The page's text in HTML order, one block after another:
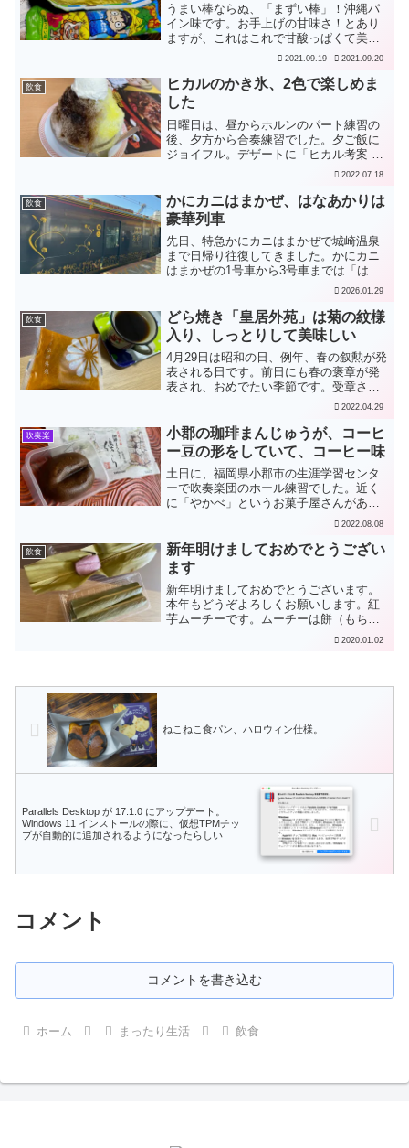
うまい棒ならぬ、「まずい棒」！沖縄パ
イン味です。お手上げの甘味さ！とあり
ますが、これはこれで甘酸っぱくて美味
しい。マズいのは銚子電鉄の経営状況で
☺️
2021.09.19 2021.09.20
飲食
ヒカルのかき氷、2色で楽しめま
した
日曜日は、昼からホルンのパート練習の
後、夕方から合奏練習でした。夕ご飯に
ジョイフル。デザートに「ヒカル考案 冗
談抜きで旨いかき氷」をいただきまし
その上に、アイスクリームがでーん。大
きさは「かき氷（小）」...
2022.07.18
飲食
かにカニはまかぜ、はなあかりは
豪華列車
先日、特急かにカニはまかぜで城崎温泉
まで日帰り往復してきました。かにカニ
はまかぜの1号車から3号車までは「はな
あかり」という豪華列車仕様になってい
約できませんでしたが、行きは3号車（グ
リーン車）、帰りは...
2026.01.29
飲食
どら焼き「皇居外苑」は菊の紋様
入り、しっとりして美味しい
4月29日は昭和の日、例年、春の叙勲が発
表される日です。前日にも春の褒章が発
表され、おめでたい季節です。受章され
た皆様おめでとうございます。先日、東
き「皇居外苑」がバラで売っていました
ので、買って帰りまし...
2022.04.29
吹奏楽
小郡の珈琲まんじゅうが、コーヒ
ー豆の形をしていて、コーヒー味
土日に、福岡県小郡市の生涯学習センタ
ーで吹奏楽団のホール練習でした。近く
に「やかべ」というお菓子屋さんがあ
り、珈琲まんじゅう「傍ら」の幟が立っ
だきました。生地にも餡にもコーヒーが
入っています。なかなか美味...
2022.08.08
飲食
新年明けましておめでとうござい
ます
新年明けましておめでとうございます。
本年もどうぞよろしくお願いします。紅
芋ムーチーです。ムーチーは餅（もち）
のことです。沖縄では旧暦12月8日2020.01.02
ねこねこ食パン、ハロウィン仕様。
Parallels Desktop が 17.1.0 にアップデート。
Windows 11 インストールの際に、仮想TPMチッ
プが自動的に追加されるようになったらしい
コメント
コメントを書き込む
ホーム まったり生活 飲食